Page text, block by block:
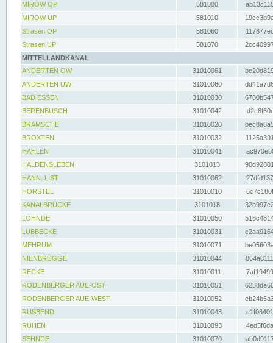
MIROW OP
581000
MIROW UP
581010
Strasen OP
581060
Strasen UP
581070
MITTELLANDKANAL
ANDERTEN OW
31010061
ANDERTEN UW
31010060
BAD ESSEN
31010030
BERENBUSCH
31010042
BRAMSCHE
31010020
BROXTEN
31010032
HAHLEN
31010041
HALDENSLEBEN
3101013
HANN. LIST
31010062
HÖRSTEL
31010010
KANALBRÜCKE
3101018
LOHNDE
31010050
LÜBBECKE
31010031
MEHRUM
31010071
NIENBRÜGGE
31010044
RECKE
31010011
RODENBERGER AUE-OST
31010051
RODENBERGER AUE-WEST
31010052
RUSBEND
31010043
RÜHEN
31010093
SEHNDE
31010070